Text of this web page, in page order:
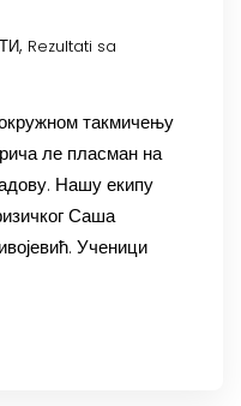
, Rezultati sa
такмичењу
ле пласман на
Нашу екипу
Саша
Ученици